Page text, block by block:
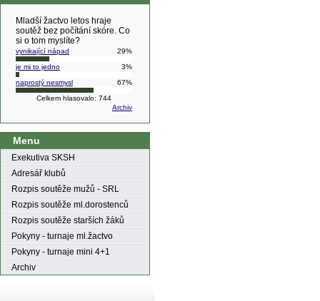
Mladší žactvo letos hraje
soutěž bez počítání skóre. Co
si o tom myslíte?
vynikající nápad
29%
je mi to jedno
3%
naprostý nesmysl
67%
Celkem hlasovalo: 744
Archiv
Menu
Exekutiva SKSH
Adresář klubů
Rozpis soutěže mužů - SRL
Rozpis soutěže ml.dorostenců
Rozpis soutěže starších žáků
Pokyny - turnaje ml.žactvo
Pokyny - turnaje mini 4+1
Archiv